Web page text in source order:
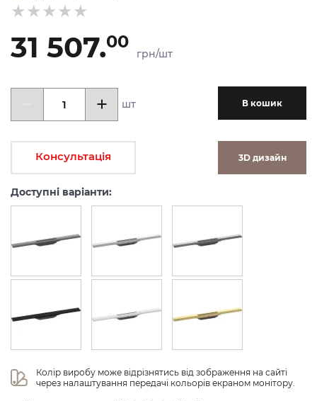
31 507.00
грн/шт
шт В кошик
Консультація 3D дизайн
Доступні варіанти:
Колір виробу може відрізнятись від зображення на сайті
через налаштування передачі кольорів екраном монітору.